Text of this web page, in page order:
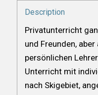
Description
Privatunterricht
und Freunden,
persönlichen
Unterricht mit
nach Skigebiet,